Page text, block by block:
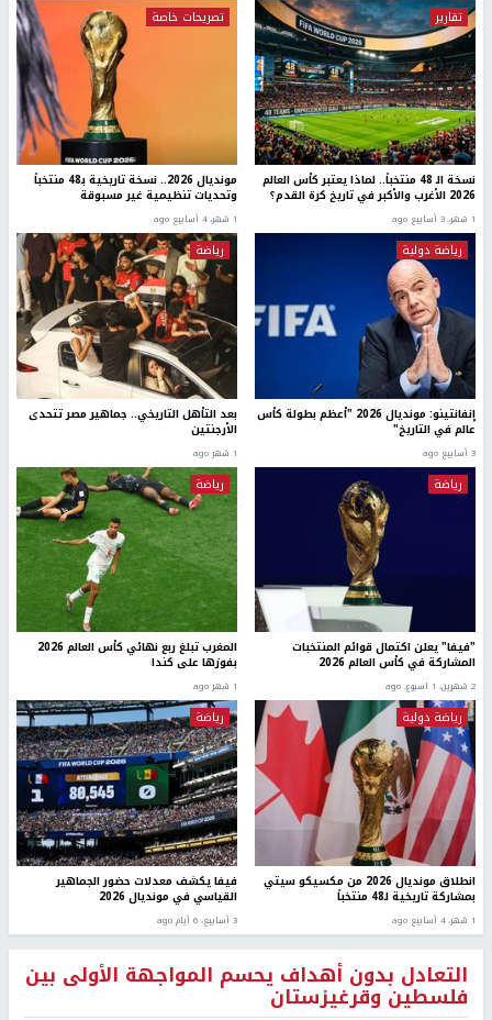
تقارير
نسخة الـ 48 منتخباً.. لماذا يعتبر كأس العالم
2026 الأغرب والأكبر في تاريخ كرة القدم؟
1 شهر، 3 أسابيع ago
تصريحات خاصة
مونديال 2026.. نسخة تاريخية بـ48 منتخباً
وتحديات تنظيمية غير مسبوقة
1 شهر، 4 أسابيع ago
رياضة دولية
إنفانتينو: مونديال 2026 "أعظم بطولة كأس
عالم في التاريخ"
3 أسابيع ago
رياضة
بعد التأهل التاريخي.. جماهير مصر تتحدى
الأرجنتين
1 شهر ago
رياضة
"فيفا" يعلن اكتمال قوائم المنتخبات
المشاركة في كأس العالم 2026
2 شهرين، 1 اسبوع. ago
رياضة
المغرب تبلغ ربع نهائي كأس العالم 2026
بفوزها على كندا
1 شهر ago
رياضة دولية
انطلاق مونديال 2026 من مكسيكو سيتي
بمشاركة تاريخية لـ48 منتخباً
1 شهر، 4 أسابيع ago
رياضة
فيفا يكشف معدلات حضور الجماهير
القياسي في مونديال 2026
3 أسابيع، 6 أيام ago
التعادل بدون أهداف يحسم المواجهة الأولى بين
فلسطين وقرغيزستان